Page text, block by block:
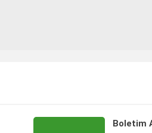
Boletim